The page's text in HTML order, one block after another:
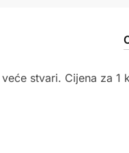
stvari. Cijena za 1